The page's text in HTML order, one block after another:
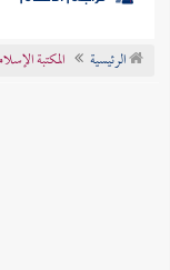
موضوعي
تراجم الأعلام
الرئيسية المكتبة